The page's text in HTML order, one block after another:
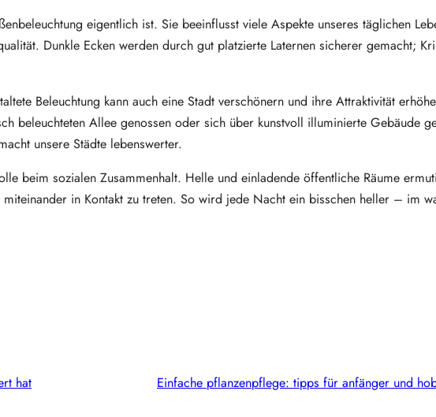
eigentlich ist. Sie beeinflusst viele Aspekte unseres täglichen
Dunkle Ecken werden durch gut platzierte Laternen sicherer gemacht;
Beleuchtung kann auch eine Stadt verschönern und ihre Attraktivität
beleuchteten Allee genossen oder sich über kunstvoll illuminierte Gebäude
unsere Städte lebenswerter.
beim sozialen Zusammenhalt. Helle und einladende öffentliche Räume
in Kontakt zu treten. So wird jede Nacht ein bisschen heller – im
hat Einfache pflanzenpflege: tipps für anfänger und